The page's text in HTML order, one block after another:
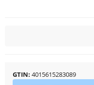
GTIN 4015615283089